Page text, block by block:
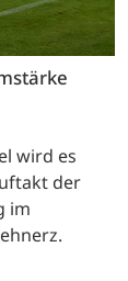
wird es
der
im